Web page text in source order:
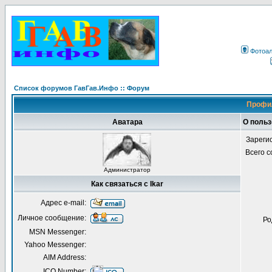
Список форумов ГавГав.Инфо :: Форум
Аватара О
Администратор
Всего
Как связаться с Ikar
Адрес e-mail:
Личное сообщение:
MSN Messenger:
Yahoo Messenger:
AIM Address: